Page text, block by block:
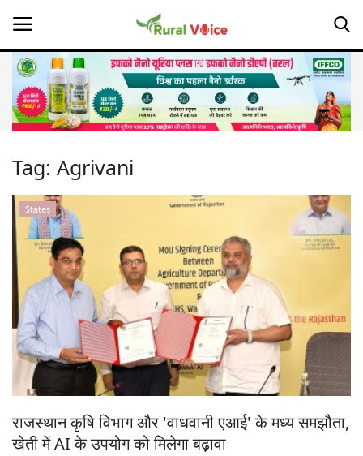
Home
About Us
Leadership Profiles
Opinion
Politics
Magazine
States
Events
Tag: Agrivani
States
राजस्थान कृषि विभाग और 'वाधवानी एआई' के मध्य समझौता,
खेती में AI के उपयोग को मिलेगा बढ़ावा